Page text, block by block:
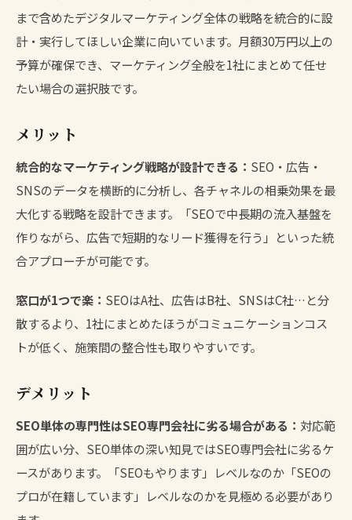
まで含めたデジタルマーケティング全体の戦略を統合的に設
計・実行してほしい企業に向いています。月額30万円以上の
予算が確保でき、マーケティング全般を1社にまとめて任せ
たい場合の選択肢です。
メリット
統合的なマーケティング戦略が設計できる： SEO・広告・
SNSのデータを横断的に分析し、各チャネルの相乗効果を最
大化する戦略を設計できます。「SEOで中長期の流入基盤を
作りながら、広告で短期的なリード獲得を行う」といった統
合アプローチが可能です。
窓口が1つで楽： SEOはA社、広告はB社、SNSはC社…と分
散するより、1社にまとめたほうがコミュニケーションコス
トが低く、施策間の整合性も取りやすいです。
デメリット
SEO単体の専門性はSEO専門会社に劣る場合がある： 対応範
囲が広い分、SEO単体の深い知見ではSEO専門会社に劣るケ
ースがあります。「SEOもやります」レベルなのか「SEOの
プロが在籍しています」レベルなのかを見極める必要があり